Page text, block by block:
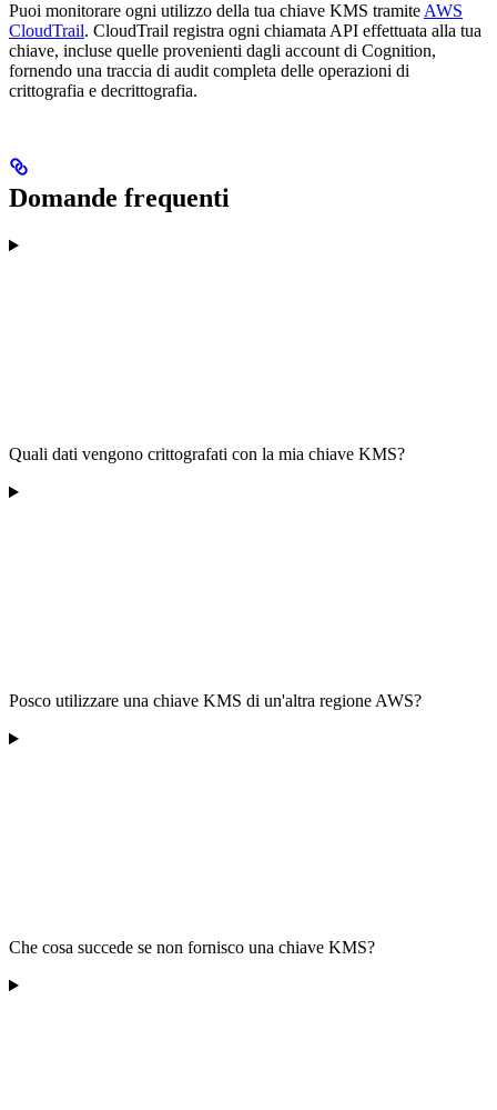
Puoi monitorare ogni utilizzo della tua chiave KMS tramite AWS
CloudTrail. CloudTrail registra ogni chiamata API effettuata alla tua
chiave, incluse quelle provenienti dagli account di Cognition,
fornendo una traccia di audit completa delle operazioni di
crittografia e decrittografia.
Domande frequenti
Quali dati vengono crittografati con la mia chiave KMS?
Posco utilizzare una chiave KMS di un'altra regione AWS?
Che cosa succede se non fornisco una chiave KMS?